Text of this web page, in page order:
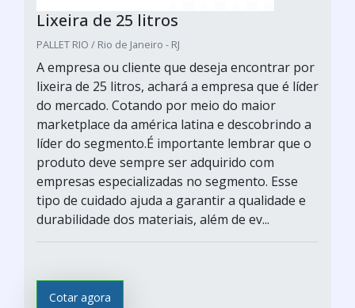
Lixeira de 25 litros
PALLET RIO / Rio de Janeiro - RJ
A empresa ou cliente que deseja encontrar por
lixeira de 25 litros, achará a empresa que é líder
do mercado. Cotando por meio do maior
marketplace da américa latina e descobrindo a
líder do segmento.É importante lembrar que o
produto deve sempre ser adquirido com
empresas especializadas no segmento. Esse
tipo de cuidado ajuda a garantir a qualidade e
durabilidade dos materiais, além de ev...
Cotar agora